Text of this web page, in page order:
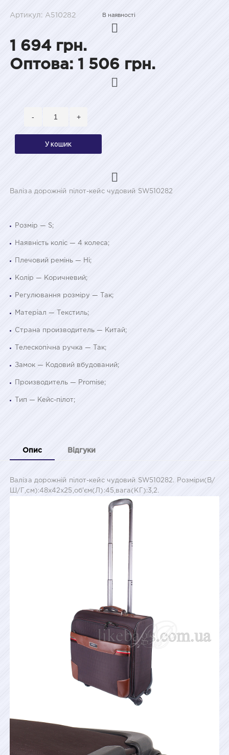
Артикул: A510282 В наявності
1 694 грн.
Оптова: 1 506 грн.
- +
У кошик
Валіза дорожній пілот-кейс чудовий SW510282
Розмір — S;
Наявність коліс — 4 колеса;
Плечовий ремінь — Ні;
Колір — Коричневий;
Регулювання розміру — Так;
Матеріал — Текстиль;
Страна производитель — Китай;
Телескопічна ручка — Так;
Замок — Кодовий вбудований;
Производитель — Promise;
Тип — Кейс-пілот;
Опис Відгуки
Валіза дорожній пілот-кейс чудовий SW510282. Розміри(В/
Ш/Г,см):48х42х25,об'єм(Л):45,вага(КГ):3,2.